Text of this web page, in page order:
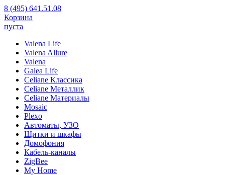
8 (495) 641.51.08
Корзина
пуста
Valena Life
Valena Allure
Valena
Galea Life
Celiane Классика
Celiane Металлик
Celiane Материалы
Mosaic
Plexo
Автоматы, УЗО
Щитки и шкафы
Домофония
Кабель-каналы
ZigBee
My Home